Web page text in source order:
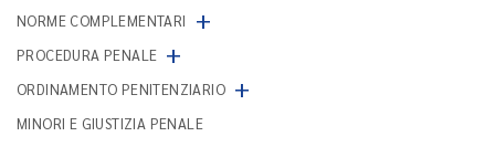
NORME COMPLEMENTARI
+
PROCEDURA PENALE +
ORDINAMENTO PENITENZIARIO +
MINORI E GIUSTIZIA PENALE